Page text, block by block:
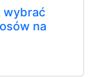
wybrać
na